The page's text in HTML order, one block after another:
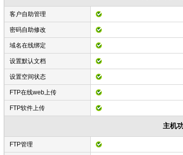
客户自助管理
密码自助修改
域名在线绑定
设置默认文档
设置空间状态
FTP在线web上传
FTP软件上传
主机
FTP管理